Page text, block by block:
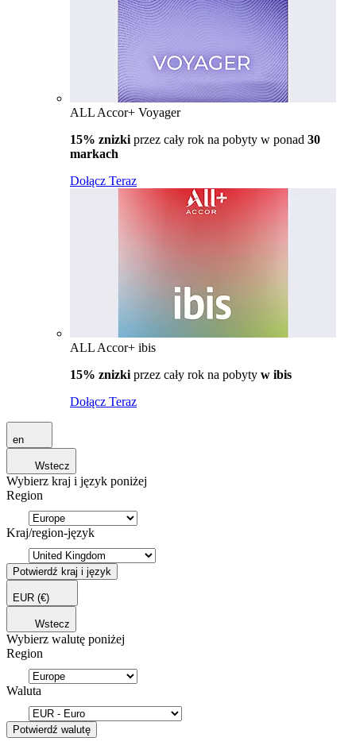
ALL Accor+ Voyager
15% znizki przez cały rok na pobyty w ponad 30
markach
Dołącz Teraz
ALL Accor+ ibis
15% znizki przez cały rok na pobyty w ibis
Dołącz Teraz
en
Wstecz
Wybierz kraj i język poniżej
Region
Kraj/region-język
Potwierdź kraj i język
EUR (€)
Wstecz
Wybierz walutę poniżej
Region
Waluta
Potwierdź walutę